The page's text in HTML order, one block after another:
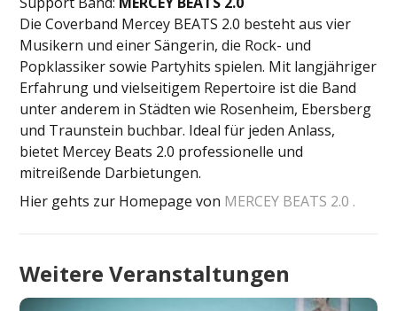
​Die Coverband Mercey BEATS 2.0 besteht aus vier
Musikern und einer Sängerin, die Rock- und
Popklassiker sowie Partyhits spielen. Mit langjähriger
Erfahrung und vielseitigem Repertoire ist die Band
unter anderem in Städten wie Rosenheim, Ebersberg
und Traunstein buchbar. Ideal für jeden Anlass,
bietet Mercey Beats 2.0 professionelle und
mitreißende Darbietungen.
Hier gehts zur Homepage von MERCEY BEATS 2.0 .
Weitere Veranstaltungen